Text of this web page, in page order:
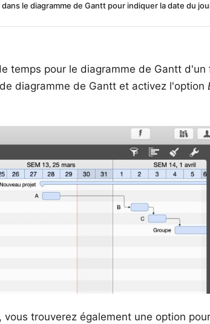
le diagramme de Gantt pour indiquer la date du
temps pour le diagramme de Gantt
diagramme de Gantt et activez l'option
vous trouverez également une option